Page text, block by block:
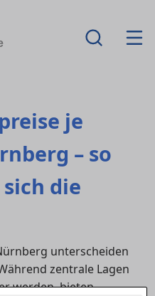
je
– so
die
unterscheiden
zentrale Lagen
werden, bieten